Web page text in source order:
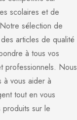
scolaires et de
sélection de
articles de qualité
à tous vos
professionnels. Nous
à vous aider à
tout en vous
sur le